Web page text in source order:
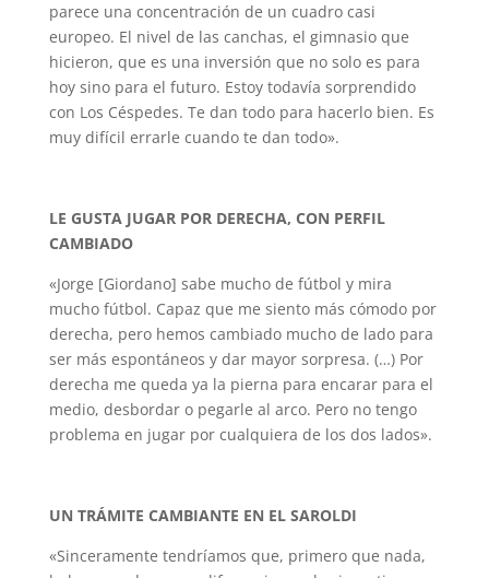
parece una concentración de un cuadro casi
europeo. El nivel de las canchas, el gimnasio que
hicieron, que es una inversión que no solo es para
hoy sino para el futuro. Estoy todavía sorprendido
con Los Céspedes. Te dan todo para hacerlo bien. Es
muy difícil errarle cuando te dan todo».
LE GUSTA JUGAR POR DERECHA, CON PERFIL
CAMBIADO
«Jorge [Giordano] sabe mucho de fútbol y mira
mucho fútbol. Capaz que me siento más cómodo por
derecha, pero hemos cambiado mucho de lado para
ser más espontáneos y dar mayor sorpresa. (…) Por
derecha me queda ya la pierna para encarar para el
medio, desbordar o pegarle al arco. Pero no tengo
problema en jugar por cualquiera de los dos lados».
UN TRÁMITE CAMBIANTE EN EL SAROLDI
«Sinceramente tendríamos que, primero que nada,